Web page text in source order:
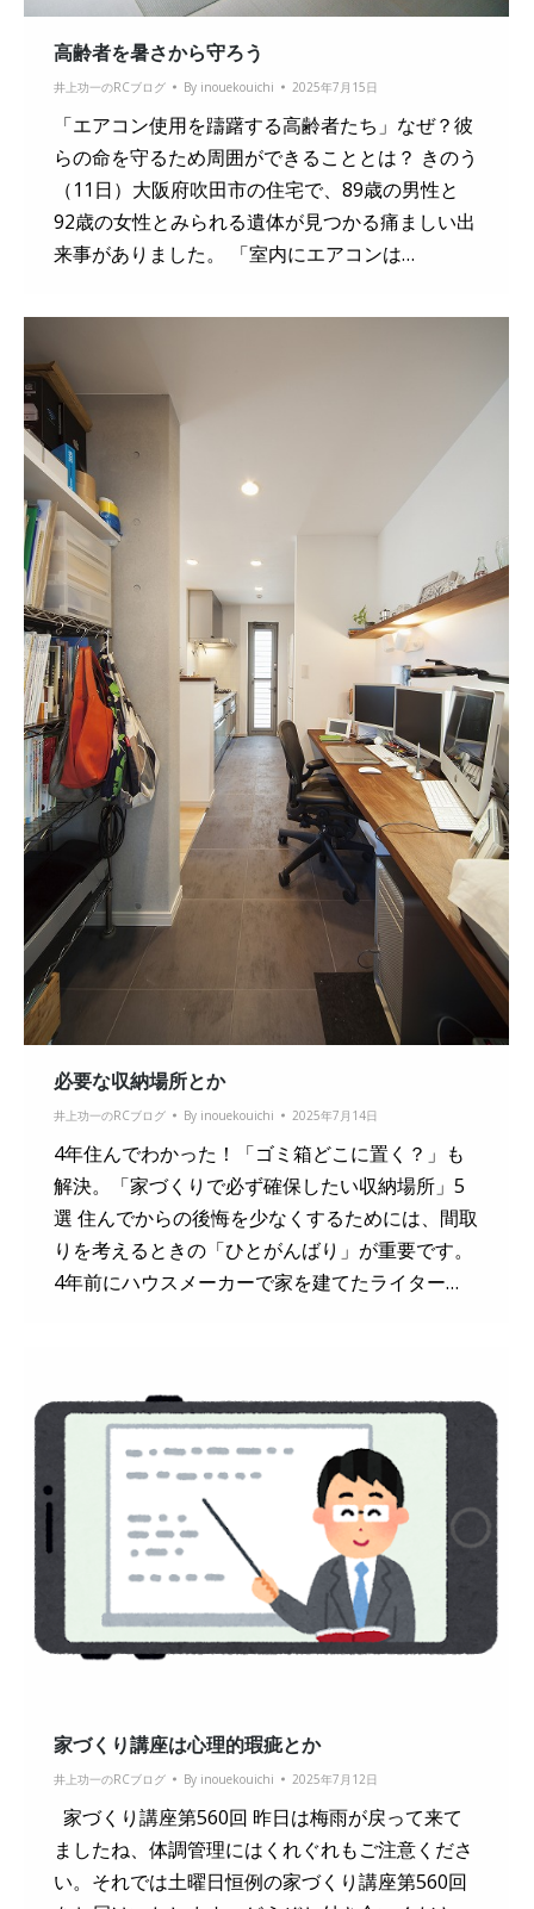
高齢者を暑さから守ろう
井上功一のRCブログ By inouekouichi 2025年7月15日
「エアコン使用を躊躇する高齢者たち」なぜ？彼
らの命を守るため周囲ができることとは？ きのう
（11日）大阪府吹田市の住宅で、89歳の男性と
92歳の女性とみられる遺体が見つかる痛ましい出
来事がありました。 「室内にエアコンは…
必要な収納場所とか
井上功一のRCブログ By inouekouichi 2025年7月14日
4年住んでわかった！「ゴミ箱どこに置く？」も
解決。「家づくりで必ず確保したい収納場所」5
選 住んでからの後悔を少なくするためには、間取
りを考えるときの「ひとがんばり」が重要です。
4年前にハウスメーカーで家を建てたライター…
家づくり講座は心理的瑕疵とか
井上功一のRCブログ By inouekouichi 2025年7月12日
家づくり講座第560回 昨日は梅雨が戻って来て
ましたね、体調管理にはくれぐれもご注意くださ
い。それでは土曜日恒例の家づくり講座第560回